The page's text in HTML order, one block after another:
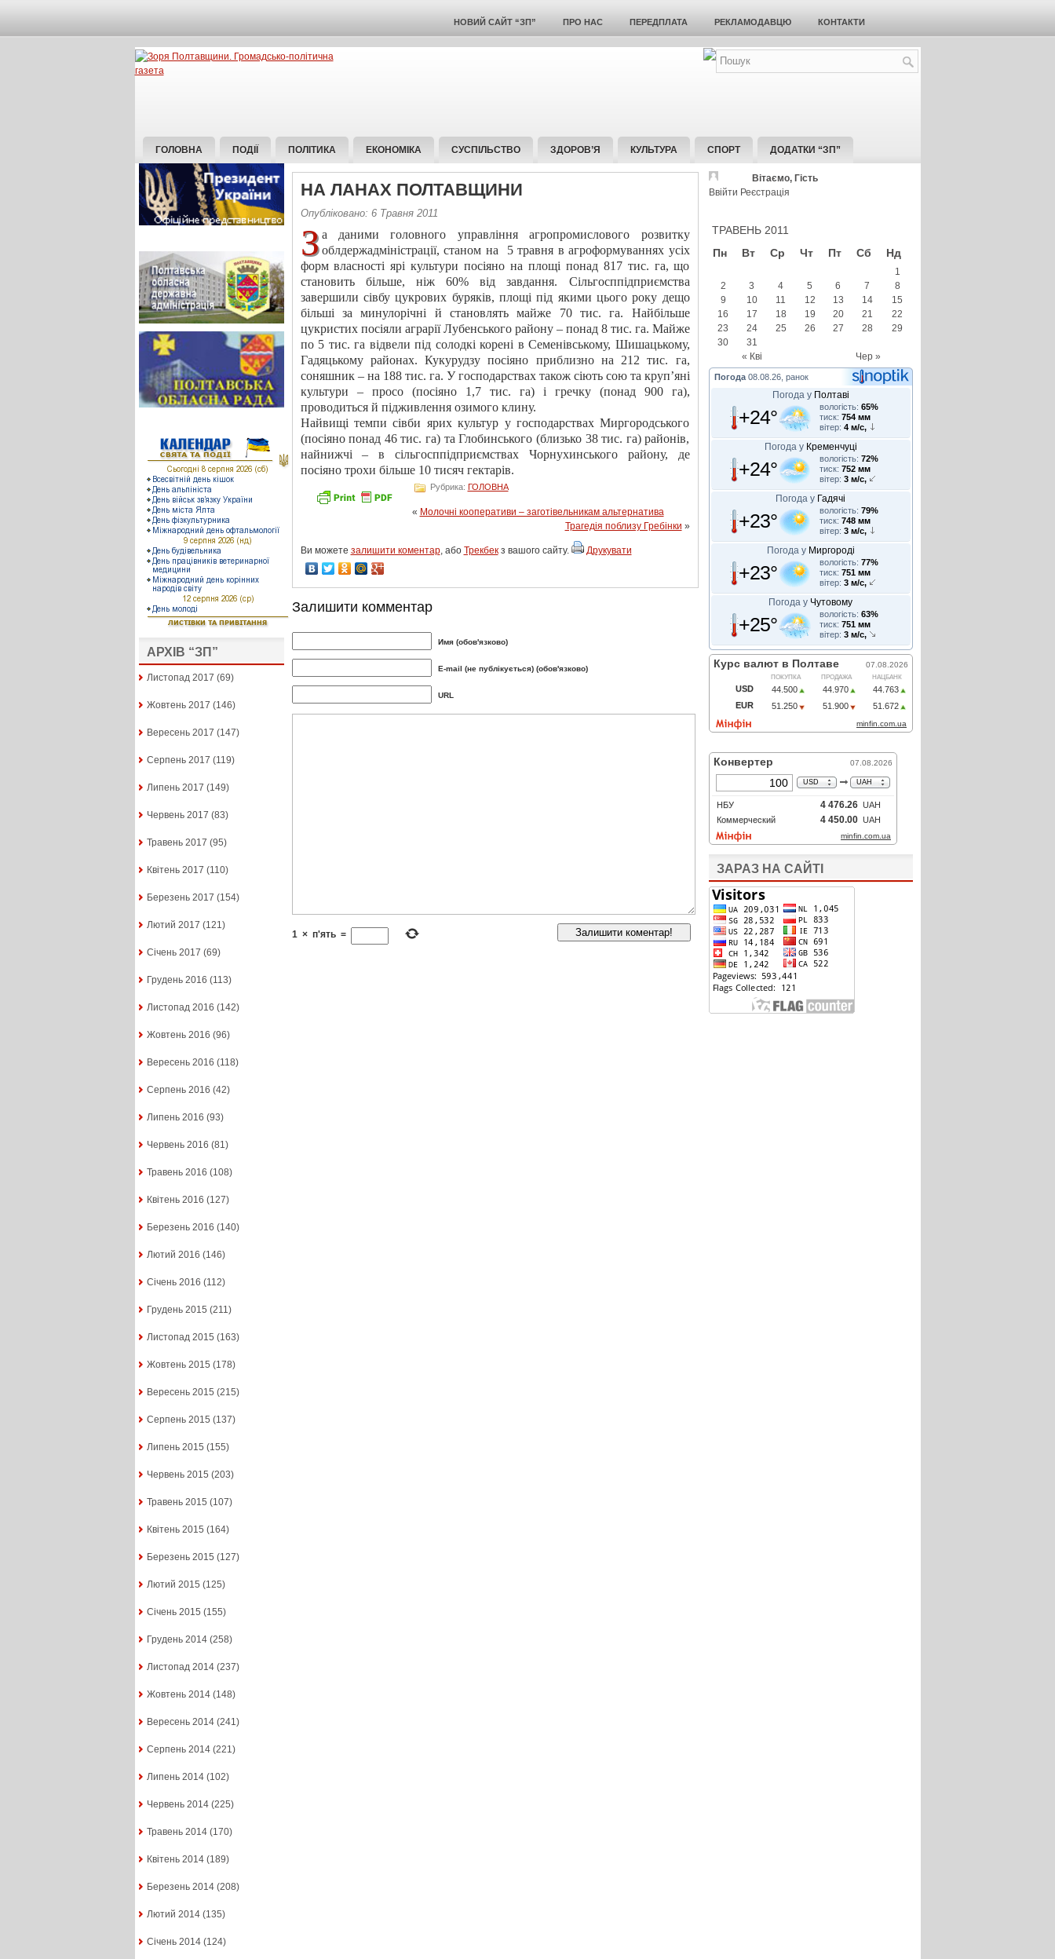
НОВИЙ САЙТ “ЗП” ПРО НАС ПЕРЕДПЛАТА РЕКЛАМОДАВЦЮ КОНТАКТИ
ГОЛОВНА ПОДІЇ ПОЛІТИКА ЕКОНОМІКА СУСПІЛЬСТВО ЗДОРОВ’Я КУЛЬТУРА СПОРТ ДОДАТКИ “ЗП”
АРХІВ “ЗП”
Листопад 2017 (69)
Жовтень 2017 (146)
Вересень 2017 (147)
Серпень 2017 (119)
Липень 2017 (149)
Червень 2017 (83)
Травень 2017 (95)
Квітень 2017 (110)
Березень 2017 (154)
Лютий 2017 (121)
Січень 2017 (69)
Грудень 2016 (113)
Листопад 2016 (142)
Жовтень 2016 (96)
Вересень 2016 (118)
Серпень 2016 (42)
Липень 2016 (93)
Червень 2016 (81)
Травень 2016 (108)
Квітень 2016 (127)
Березень 2016 (140)
Лютий 2016 (146)
Січень 2016 (112)
Грудень 2015 (211)
Листопад 2015 (163)
Жовтень 2015 (178)
Вересень 2015 (215)
Серпень 2015 (137)
Липень 2015 (155)
Червень 2015 (203)
Травень 2015 (107)
Квітень 2015 (164)
Березень 2015 (127)
Лютий 2015 (125)
Січень 2015 (155)
Грудень 2014(258)
Листопад 2014(237)
Жовтень 2014(148)
Вересень 2014(241)
Серпень 2014(221)
Липень 2014(102)
Червень 2014(225)
Травень 2014(170)
Квітень 2014(189)
Березень 2014(208)
Лютий 2014(135)
Січень 2014(124)
НА ЛАНАХ ПОЛТАВЩИНИ
Опубліковано: 6 Травня 2011
З а даними головного управління агропромислового розвитку
облдержадміністрації, станом на
5 травня в агроформуваннях усіх
форм власності ярі культури посіяно на площі понад 817 тис. га, що
становить більше, ніж 60% від завдання. Сільгосппідприємства
завершили сівбу цукрових буряків, площі під якими цього року дещо
більші за минулорічні й становлять майже 70 тис. га. Найбільше
цукристих посіяли аграрії Лубенського району – понад 8 тис. га. Майже
по 5 тис. га відвели під солодкі корені в Семенівському, Шишацькому,
Гадяцькому районах. Кукурудзу посіяно приблизно на 212 тис. га,
соняшник – на 188 тис. га. У господарствах також сіють сою та круп’яні
культури – просо (посіяно 1,7 тис. га) і гречку (понад 900 га),
проводиться й підживлення озимого клину.
Найвищі темпи сівби ярих культур у господарствах Миргородського
(посіяно понад 46 тис. га) та Глобинського (близько 38 тис. га) районів,
найнижчі – в сільгосппідприємствах Чорнухинського району, де
посіяно трохи більше 10 тисяч гектарів.
Рубрика: ГОЛОВНА
« Молочні кооперативи – заготівельникам альтернатива
Трагедія поблизу Гребінки »
Ви можете залишити коментар, або Трекбекз вашого сайту. Друкувати
Залишити комментар
Имя (обов'язково)
E-mail (не публікується) (обов'язково)
URL
1 × п'ять =
Вітаємо, Гість
Ввійти Реєстрація
ТРАВЕНЬ 2011
Пн
Вт Ср Чт Пт Сб Нд
« Кві Чер »
1
2
3 4 5 6 7
8
9
10 11 12 13 14
15
16
17 18 19 20 21
22
23
24 25 26 27 28
29
30
31
Погода 08.08.26, ранок
Погода у Полтаві
+24° вологість: 65%
тиск: 754 мм
вітер: 4 м/с,
Погода у Кременчуці
+24° вологість: 72%
тиск: 752 мм
вітер: 3 м/с,
Погода у Гадячі
+23° вологість: 79%
тиск: 748 мм
вітер: 3 м/с,
Погода у Миргороді
+23° вологість: 77%
тиск: 751 мм
вітер: 3 м/с,
Погода у Чутовому
+25° вологість: 63%
тиск: 751 мм
вітер: 3 м/с,
ЗАРАЗ НА САЙТІ